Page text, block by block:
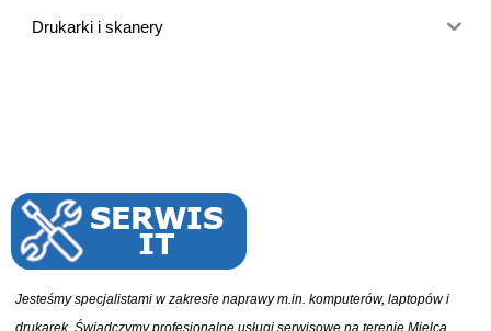
Drukarki i skanery
Jesteśmy specjalistami w zakresie naprawy m.in. komputerów, laptopów i